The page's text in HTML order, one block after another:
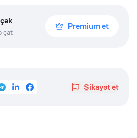
çat
Premium et
Şikayət et